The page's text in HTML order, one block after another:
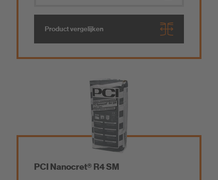
Product vergelijken
PCI Nanocret® R4 SM